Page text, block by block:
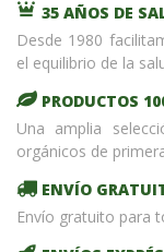
35 AÑOS DE
Desde 1980
el equilibrio de la
PRODUCTOS
Una amplia
orgánicos de
ENVÍO
Envío gratuito para